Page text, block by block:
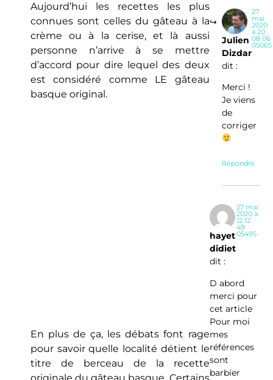
Aujourd’hui les recettes les plus
connues sont celles du gâteau à la
crème ou à la cerise, et là aussi
personne n’arrive à se mettre
d’accord pour dire lequel des deux
est considéré comme LE gâteau
basque original.
En plus de ça, les débats font rage
pour savoir quelle localité détient le
titre de berceau de la recette
Julien
Dizdar
dit :
27
mai
2020
à 20
08 06
05065
Merci !
Je viens
de
corriger
Répondre
hayet
didiet
dit :
27 mai
2020 à
12 12
49
05495
D abord
merci pour
cet article
Pour moi
mes
références
sont
barbier